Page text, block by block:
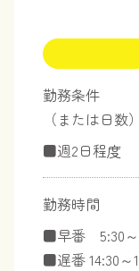
勤務条件
（または日数）
■週2日程度
勤務時間
■早番 5:30～
■遅番 14:30～